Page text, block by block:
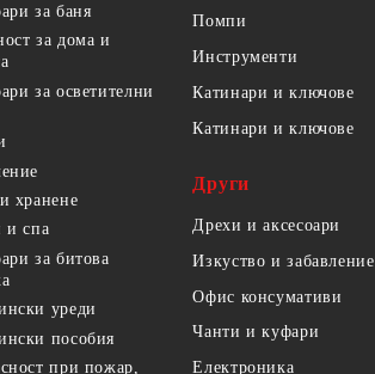
за баня
за дома и
за осветителни
хранене
и спа
за битова
уреди
пособия
при пожар,
Помпи
Инструменти
Катинари и ключове
Катинари и ключове
Други
Дрехи и аксесоари
Изкуство и забавление
Офис консумативи
Чанти и куфари
Електроника